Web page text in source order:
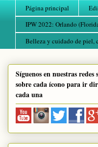
Página principal
IPW 2022: Orlando
Belleza y cuidado de piel,
Síguenos en nuestras redes
sobre cada ícono para ir
cada una